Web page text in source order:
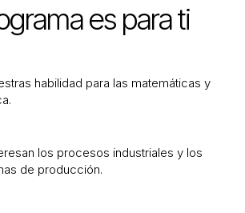
es para ti
habilidad para las matemáticas y
los procesos industriales y los
de producción.